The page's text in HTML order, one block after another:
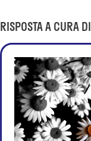
RISPOSTA A CURA DI